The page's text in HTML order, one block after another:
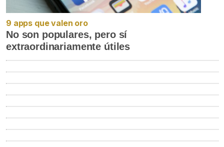
9 apps que valen oro
No son populares, pero sí
extraordinariamente útiles